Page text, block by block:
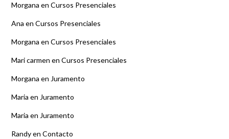
Morgana en Cursos Presenciales
Ana en Cursos Presenciales
Morgana en Cursos Presenciales
Mari carmen en Cursos Presenciales
Morgana en Juramento
Maria en Juramento
Maria en Juramento
Randyen Contacto